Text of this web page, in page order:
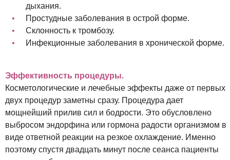
дыхания.
Простудные заболевания в острой форме.
Склонность к тромбозу.
Инфекционные заболевания в хронической форме.
Эффективность процедуры.
Косметологические и лечебные эффекты даже от первых
двух процедур заметны сразу. Процедура дает
мощнейший прилив сил и бодрости. Это обусловлено
выбросом эндорфина или гормона радости организмом в
виде ответной реакции на резкое охлаждение. Именно
поэтому спустя двадцать минут после сеанса пациенты